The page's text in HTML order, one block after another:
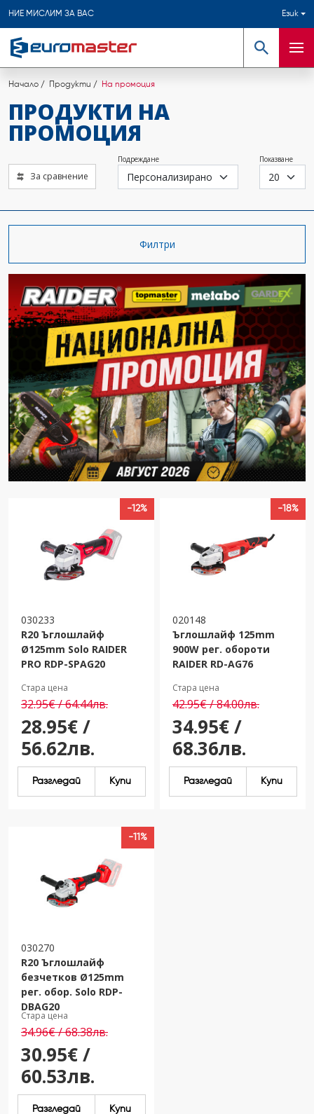
НИЕ МИСЛИМ ЗА ВАС Език
Търсене
Начало Продукти На промоция
ПРОДУКТИ НА
ПРОМОЦИЯ
За сравнение
Подреждане Показване
Филтри
-12%
030233
R20 Ъглошлайф
Ø125mm Solo RAIDER
PRO RDP-SPAG20
Стара цена
32.95€ / 64.44лв.
28.95€ /
56.62лв.
Разгледай Купи
-18%
020148
Ъглошлайф 125mm
900W рег. обороти
RAIDER RD-AG76
Стара цена
42.95€ / 84.00лв.
34.95€ /
68.36лв.
Разгледай Купи
-11%
030270
R20 Ъглошлайф
безчетков Ø125mm
рег. обор. Solo RDP-
DBAG20
Стара цена
34.96€ / 68.38лв.
30.95€ /
60.53лв.
Разгледай Купи